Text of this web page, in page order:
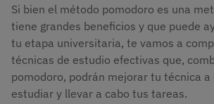
Si bien el método pomodoro es una
tiene grandes beneficios y que puede
tu etapa universitaria, te vamos a
técnicas de estudio efectivas que,
pomodoro, podrán mejorar tu técnica a
estudiar y llevar a cabo tus tareas.